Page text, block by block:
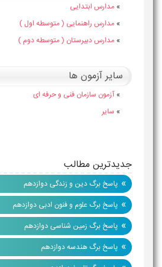
» مدارس ابتدایی
» مدارس راهنمایی ( متوسطه اول )
» مدارس دبیرستان ( متوسطه دوم )
سایر آزمون ها
» آزمون سازمان فنی و حرفه ای
» سایر
جدیدترین مطالب
» پاسخ برگ دین و زندگی دوازدهم
» پاسخ برگ علوم و فنون ادبی دوازدهم
» پاسخ برگ زمین شناسی دوازدهم
» پاسخ برگ هندسه دوازدهم